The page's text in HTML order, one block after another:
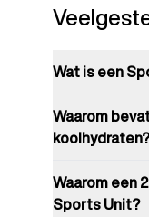
Wat is een
Waarom
koolhydraten?
Waarom een
Sports Unit?